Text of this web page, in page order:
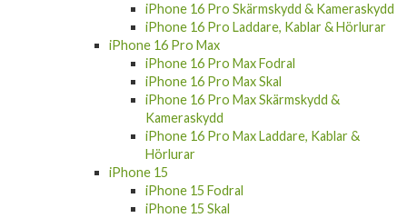
iPhone 16 Pro Skärmskydd & Kameraskydd
iPhone 16 Pro Laddare, Kablar & Hörlurar
iPhone 16 Pro Max
iPhone 16 Pro Max Fodral
iPhone 16 Pro Max Skal
iPhone 16 Pro Max Skärmskydd &
Kameraskydd
iPhone 16 Pro Max Laddare, Kablar &
Hörlurar
iPhone 15
iPhone 15 Fodral
iPhone 15 Skal